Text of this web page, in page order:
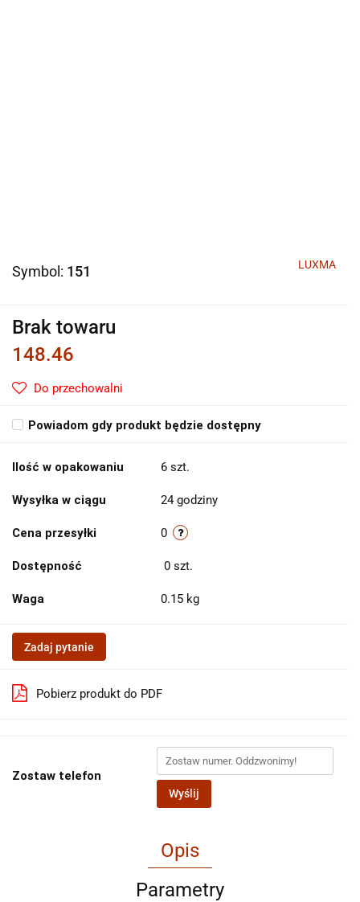
Symbol: 151 LUXMA
Brak towaru
148.46
Do przechowalni
Powiadom gdy produkt będzie dostępny
Ilość w opakowaniu 6 szt.
Wysyłka w ciągu 24 godziny
Cena przesyłki 0
Dostępność 0 szt.
Waga 0.15 kg
Zadaj pytanie
Pobierz produkt do PDF
Zostaw telefon
Wyślij
Opis
Parametry